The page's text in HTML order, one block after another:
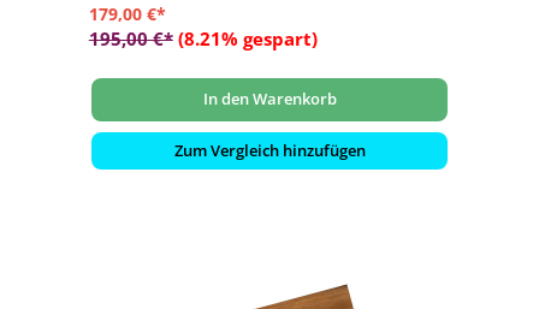
179,00 €*
195,00 €* (8.21% gespart)
In den Warenkorb
Zum Vergleich hinzufügen